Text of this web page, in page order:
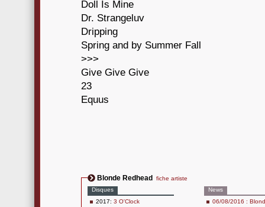
Doll Is Mine
Dr. Strangeluv
Dripping
Spring and by Summer Fall
>>>
Give Give Give
23
Equus
Blonde Redhead
fiche artiste
Disques
2017: 3 O'Clock
News
06/08/2016 :